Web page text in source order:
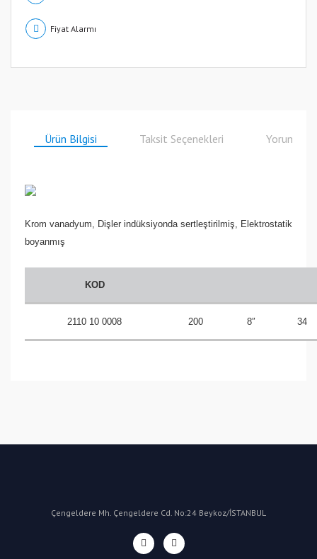
Fiyat Alarmı
Ürün Bilgisi Taksit Seçenekleri Yorumlar
Krom vanadyum, Dişler indüksiyonda sertleştirilmiş, Elektrostatik
boyanmış
KOD
2110 10 0008 200 8″ 34
Çengeldere Mh. Çengeldere Cd. No:24 Beykoz/İSTANBUL